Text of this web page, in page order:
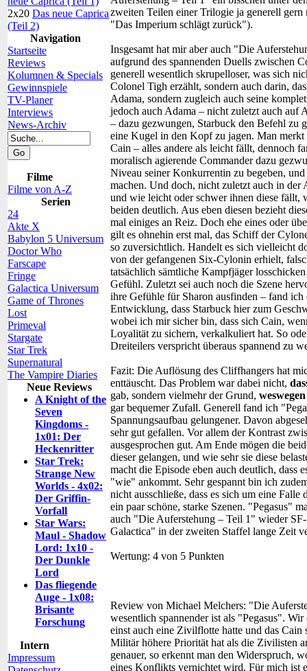
2x20 Das neue Caprica
(Teil 2)
Navigation
Startseite
Reviews
Kolumnen & Specials
Gewinnspiele
TV-Planer
Interviews
News-Archiv
Filme
Filme von A-Z
Serien
24
Akte X
Babylon 5 Universum
Doctor Who
Farscape
Fringe
Galactica Universum
Game of Thrones
Lost
Primeval
Stargate
Star Trek
Supernatural
The Vampire Diaries
Neue Reviews
A Knight of the
Seven
Kingdoms -
1x01: Der
Heckenritter
Star Trek:
Strange New
Worlds - 4x02:
Der Griffin-
Vorfall
Star Wars:
Maul - Shadow
Lord: 1x10 -
Der Dunkle
Lord
Das fliegende
Auge - 1x08:
Brisante
Forschung
Intern
Impressum
zweiten Teilen einer Trilogie ja generell
"Das Imperium schlägt zurück").
Insgesamt hat mir aber auch "Die
aufgrund des spannenden Duells zwischen
generell wesentlich skrupelloser, was sich
Colonel Tigh erzählt, sondern auch darin,
Adama, sondern zugleich auch seine
jedoch auch Adama – nicht zuletzt auch auf
– dazu gezwungen, Starbuck den Befehl zu
eine Kugel in den Kopf zu jagen. Man merkt
Cain – alles andere als leicht fällt, dennoch
moralisch agierende Commander dazu
Niveau seiner Konkurrentin zu begeben,
machen. Und doch, nicht zuletzt auch in der
und wie leicht oder schwer ihnen diese fällt,
beiden deutlich. Aus eben diesen bezieht
mal einiges an Reiz. Doch ehe eines oder
gilt es ohnehin erst mal, das Schiff der
so zuversichtlich. Handelt es sich vielleicht
von der gefangenen Six-Cylonin erhielt,
tatsächlich sämtliche Kampfjäger
Gefühl. Zuletzt sei auch noch die Szene
ihre Gefühle für Sharon ausfinden – fand
Entwicklung, dass Starbuck hier zum
wobei ich mir sicher bin, dass sich Cain,
Loyalität zu sichern, verkalkuliert hat. So
Dreiteilers verspricht überaus spannend zu
Fazit: Die Auflösung des Cliffhangers hat
enttäuscht. Das Problem war dabei nicht,
gab, sondern vielmehr der Grund, weswegen
gar bequemer Zufall. Generell fand ich
Spannungsaufbau gelungener. Davon
sehr gut gefallen. Vor allem der Kontrast
ausgesprochen gut. Am Ende mögen die
dieser gelangen, und wie sehr sie diese
macht die Episode eben auch deutlich, dass
"wie" ankommt. Sehr gespannt bin ich
nicht ausschließe, dass es sich um eine
ein paar schöne, starke Szenen. "Pegasus"
auch "Die Auferstehung – Teil 1" wieder
Galactica" in der zweiten Staffel lange Zeit
Wertung: 4 von 5 Punkten
Review von Michael Melchers: "Die
wesentlich spannender ist als "Pegasus".
einst auch eine Zivilflotte hatte und das Cain
Militär höhere Priorität hat als die Zivilisten
genauer, so erkennt man den Widerspruch,
eines Konflikts vernichtet wird. Für mich ist